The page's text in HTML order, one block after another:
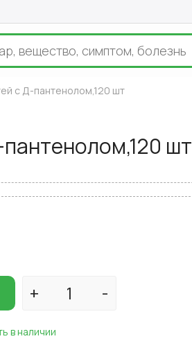
c Д-пантенолом,120 шт
шт
в наличии